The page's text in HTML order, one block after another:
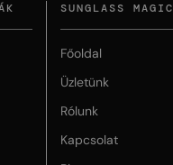
SUNGLASS MAGIC
Főoldal
Üzletünk
Rólunk
Kapcsolat